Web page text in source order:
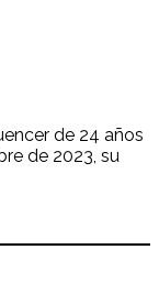
de 24 años
de 2023, su